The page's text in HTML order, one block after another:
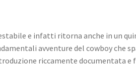
e infatti ritorna anche in un
avventure del cowboy che
riccamente documentata e